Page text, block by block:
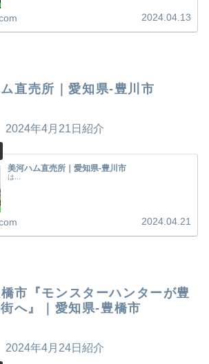
2024.04.13
直売所｜愛知県-豊川市
2024年4月21日紹介
美河ハム直売所｜愛知県-豊川市
は...
2024.04.21
市『モンスターハンターが豊
へ』｜愛知県-豊橋市
2024年4月24日紹介